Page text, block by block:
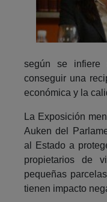
según se infiere
conseguir una
económica y la
La Exposición
Auken del
al Estado a
propietarios de
pequeñas
tienen impacto